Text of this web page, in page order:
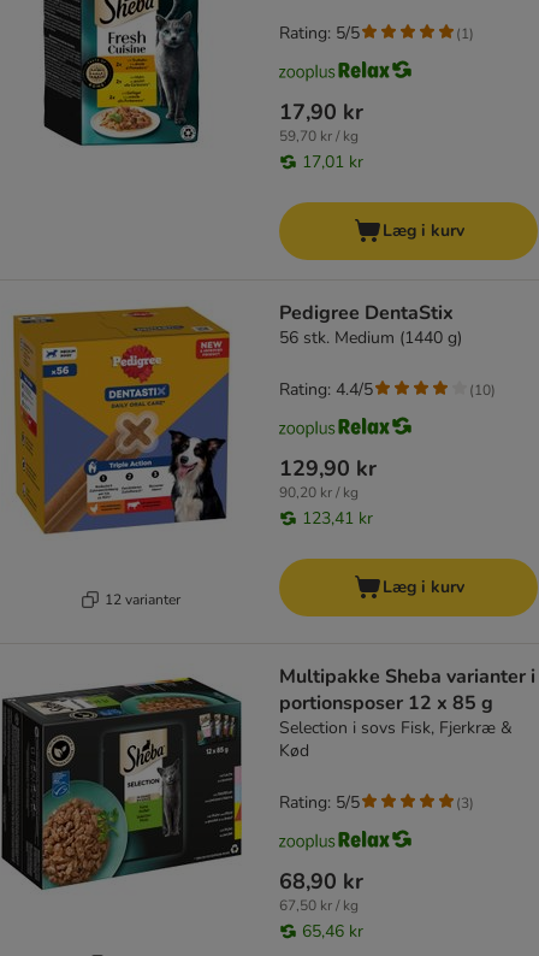
17,90 kr
59,70 kr / kg
17,01 kr
Rating: 5/5 (1)
Læg i kurv
12 varianter
Pedigree DentaStix
56 stk. Medium (1440 g)
129,90 kr
90,20 kr / kg
123,41 kr
Rating: 4.4/5 (10)
Læg i kurv
Multipakke Sheba varianter i
portionsposer 12 x 85 g
Selection i sovs Fisk, Fjerkræ &
Kød
68,90 kr
67,50 kr / kg
65,46 kr
Rating: 5/5 (3)